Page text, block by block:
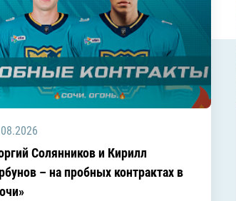
Солянников и Кирилл
– на пробных контрактах в